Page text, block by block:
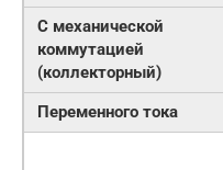
С механической
коммутацией
(коллекторный)
Переменного тока